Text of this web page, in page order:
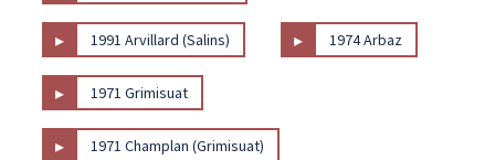
▸ 1991 Arvillard (Salins) ▸ 1974 Arbaz
▸ 1971 Grimisuat
▸ 1971 Champlan (Grimisuat)